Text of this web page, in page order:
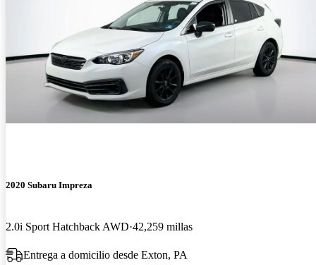
2020 Subaru Impreza
2.0i Sport Hatchback AWD 42,259 millas
Entrega a domicilio desde Exton, PA